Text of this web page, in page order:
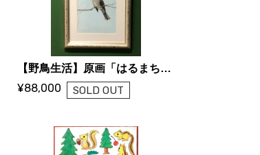
【野鳥生活】原画「はるまちかぜ」（ひよどり）
¥88,000 SOLD OUT